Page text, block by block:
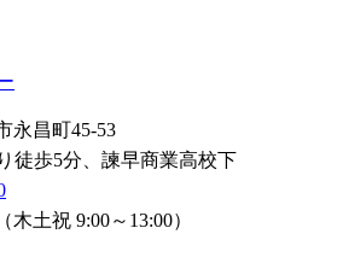
永昌町45-53
徒歩5分、諫早商業高校下
木土祝 9:00～13:00）